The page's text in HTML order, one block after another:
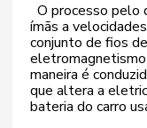
O processo pelo
ímãs a
conjunto de fios
maneira é
que altera a
bateria do carro